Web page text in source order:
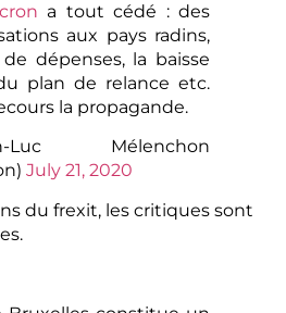
a tout cédé : des
aux pays radins,
dépenses, la baisse
plan de relance etc.
la propagande.
Mélenchon
July 21, 2020
du frexit, les critiques sont